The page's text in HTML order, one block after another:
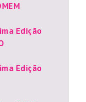
Edição
Edição